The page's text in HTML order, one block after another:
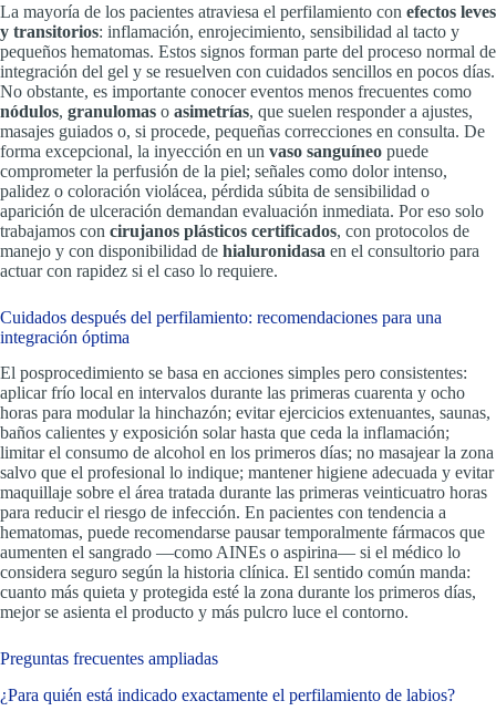
La mayoría de los pacientes atraviesa el perfilamiento con efectos leves
y transitorios: inflamación, enrojecimiento, sensibilidad al tacto y
pequeños hematomas. Estos signos forman parte del proceso normal de
integración del gel y se resuelven con cuidados sencillos en pocos días.
No obstante, es importante conocer eventos menos frecuentes como
nódulos, granulomas o asimetrías, que suelen responder a ajustes,
masajes guiados o, si procede, pequeñas correcciones en consulta. De
forma excepcional, la inyección en un vaso sanguíneo puede
comprometer la perfusión de la piel; señales como dolor intenso,
palidez o coloración violácea, pérdida súbita de sensibilidad o
aparición de ulceración demandan evaluación inmediata. Por eso solo
trabajamos con cirujanos plásticos certificados, con protocolos de
manejo y con disponibilidad de hialuronidasa en el consultorio para
actuar con rapidez si el caso lo requiere.
Cuidados después del perfilamiento: recomendaciones para una
integración óptima
El posprocedimiento se basa en acciones simples pero consistentes:
aplicar frío local en intervalos durante las primeras cuarenta y ocho
horas para modular la hinchazón; evitar ejercicios extenuantes, saunas,
baños calientes y exposición solar hasta que ceda la inflamación;
limitar el consumo de alcohol en los primeros días; no masajear la zona
salvo que el profesional lo indique; mantener higiene adecuada y evitar
maquillaje sobre el área tratada durante las primeras veinticuatro horas
para reducir el riesgo de infección. En pacientes con tendencia a
hematomas, puede recomendarse pausar temporalmente fármacos que
aumenten el sangrado —como AINEs o aspirina— si el médico lo
considera seguro según la historia clínica. El sentido común manda:
cuanto más quieta y protegida esté la zona durante los primeros días,
mejor se asienta el producto y más pulcro luce el contorno.
Preguntas frecuentes ampliadas
¿Para quién está indicado exactamente el perfilamiento de labios?